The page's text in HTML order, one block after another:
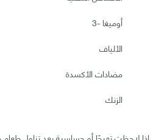
أوميغا -3
الألياف
مضادات الأكسدة
الزنك